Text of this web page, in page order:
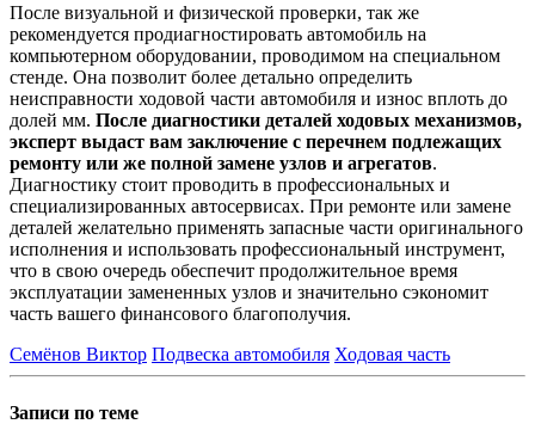
После визуальной и физической проверки, так же
рекомендуется продиагностировать автомобиль на
компьютерном оборудовании, проводимом на специальном
стенде. Она позволит более детально определить
неисправности ходовой части автомобиля и износ вплоть до
долей мм. После диагностики деталей ходовых механизмов,
эксперт выдаст вам заключение с перечнем подлежащих
ремонту или же полной замене узлов и агрегатов.
Диагностику стоит проводить в профессиональных и
специализированных автосервисах. При ремонте или замене
деталей желательно применять запасные части оригинального
исполнения и использовать профессиональный инструмент,
что в свою очередь обеспечит продолжительное время
эксплуатации замененных узлов и значительно сэкономит
часть вашего финансового благополучия.
Семёнов Виктор Подвеска автомобиля Ходовая часть
Записи по теме